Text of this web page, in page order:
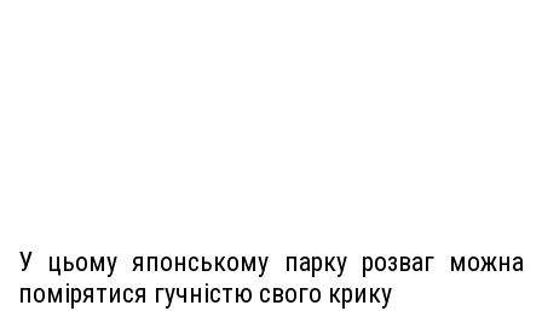
У цьому японському парку розваг можна
помірятися гучністю свого крику